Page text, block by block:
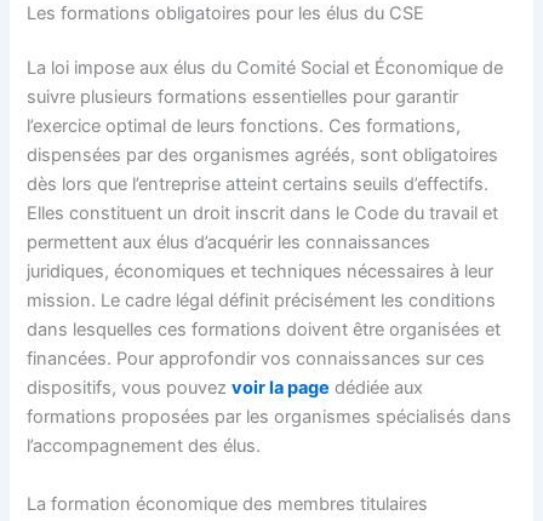
Les formations obligatoires pour les élus du CSE
La loi impose aux élus du Comité Social et Économique de
suivre plusieurs formations essentielles pour garantir
l’exercice optimal de leurs fonctions. Ces formations,
dispensées par des organismes agréés, sont obligatoires
dès lors que l’entreprise atteint certains seuils d’effectifs.
Elles constituent un droit inscrit dans le Code du travail et
permettent aux élus d’acquérir les connaissances
juridiques, économiques et techniques nécessaires à leur
mission. Le cadre légal définit précisément les conditions
dans lesquelles ces formations doivent être organisées et
financées. Pour approfondir vos connaissances sur ces
dispositifs, vous pouvezvoir la page dédiée aux
formations proposées par les organismes spécialisés dans
l’accompagnement des élus.
La formation économique des membres titulaires